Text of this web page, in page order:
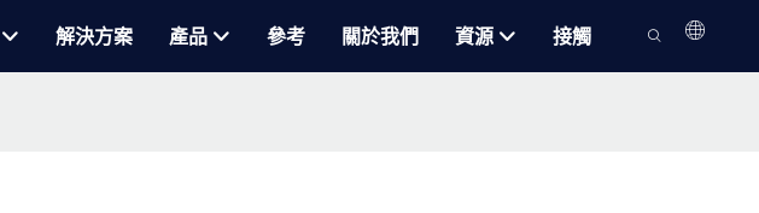
解決方案 產品 參考 關於我們 資源 接觸